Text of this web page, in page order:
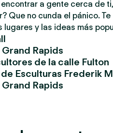
a gente cerca de
Que no cunda el pánico.
lugares y las ideas más
Rapids
de la calle Fulton
Esculturas Frederik
Rapids